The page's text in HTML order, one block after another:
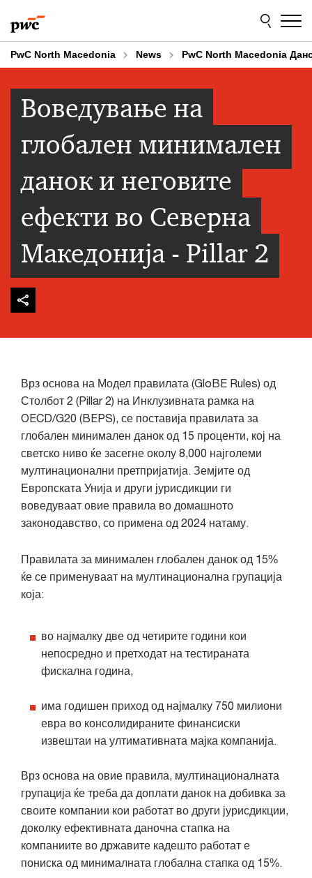
to
content
to
footer
PwC North Macedonia News PwC North Macedonia
Воведување на
глобален минимален
данок и неговите
ефекти во Северна
Македонија - Pillar 2
Врз основа на Модел правилата (GloBE Rules) од
Столбот 2 (Pillar 2) на Инклузивната рамка на
OECD/G20 (BEPS), се поставија правилата за
глобален минимален данок од 15 проценти, кој на
светско ниво ќе засегне околу 8,000 најголеми
мултинационални претпријатија. Земјите од
Европската Унија и други јурисдикции ги
воведуваат овие правила во домашното
законодавство, со примена од 2024 натаму.
Правилата за минимален глобален данок од 15%
ќе се применуваат на мултинационална групација
која:
во најмалку две од четирите години кои
непосредно и претходат на тестираната
фискална година,
има годишен приход од најмалку 750 милиони
евра во консолидираните финансиски
извештаи на ултимативната мајка компанија.
Врз основа на овие правила, мултинационалната
групација ќе треба да доплати данок на добивка за
своите компании кои работат во други јурисдикции,
доколку ефективната даночна стапка на
компаниите во државите кадешто работат е
пониска од минималната глобална стапка од 15%.